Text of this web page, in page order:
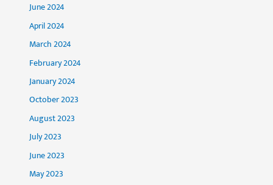
June 2024
April 2024
March 2024
February 2024
January 2024
October 2023
August 2023
July 2023
June 2023
May 2023